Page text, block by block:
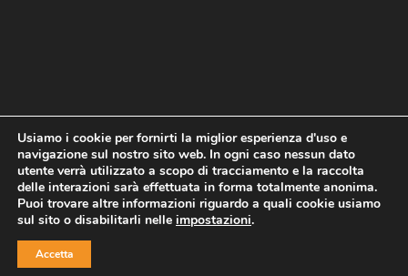
Home Statuto e bilancio
Contatti
Privacy
Cookie Child Protection Policy
Copyright © 2021 AddioPizzo | Tutti i diritti riservati | Sede
Usiamo i cookie per fornirti la miglior esperienza d'uso e
navigazione sul nostro sito web. In ogni caso nessun dato
utente verrà utilizzato a scopo di tracciamento e la raccolta
delle interazioni sarà effettuata in forma totalmente anonima.
Puoi trovare altre informazioni riguardo a quali cookie usiamo
sul sito o disabilitarli nelle impostazioni.
Accetta